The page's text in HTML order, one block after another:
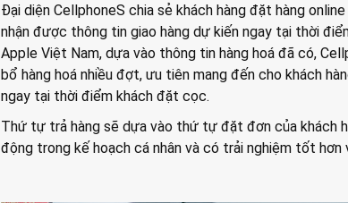
Đại diện CellphoneS chia sẻ khách hàng đặt hàng
nhận được thông tin giao hàng dự kiến ngay tại thời
Apple Việt Nam, dựa vào thông tin hàng hoá đã có,
bổ hàng hoá nhiều đợt, ưu tiên mang đến cho khách
ngay tại thời điểm khách đặt cọc.
Thứ tự trả hàng sẽ dựa vào thứ tự đặt đơn của khách
động trong kế hoạch cá nhân và có trải nghiệm tốt hơn